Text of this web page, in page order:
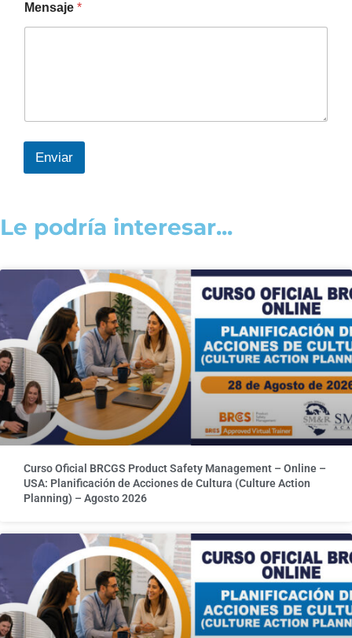
Mensaje *
Enviar
Le podría interesar...
Curso Oficial BRCGS Product Safety Management – Online –
USA: Planificación de Acciones de Cultura (Culture Action
Planning) – Agosto 2026